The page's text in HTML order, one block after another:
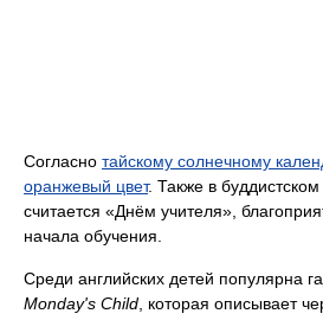
Согласно тайскому солнечному
оранжевый цвет. Также в
считается «Днём учителя»,
начала обучения.
Среди английских детей популярна
Monday's Child , которая описывает